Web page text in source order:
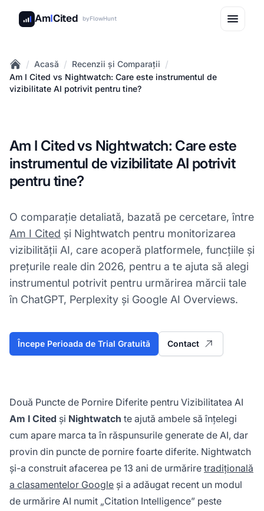
AmICited byFlowHunt
Home
/ Acasă / Recenzii și Comparații /
Am I Cited vs Nightwatch: Care este instrumentul de
vizibilitate AI potrivit pentru tine?
Am I Cited vs Nightwatch: Care este
instrumentul de vizibilitate AI potrivit
pentru tine?
O comparație detaliată, bazată pe cercetare, între
Am I Cited și Nightwatch pentru monitorizarea
vizibilității AI, care acoperă platformele, funcțiile și
prețurile reale din 2026, pentru a te ajuta să alegi
instrumentul potrivit pentru urmărirea mărcii tale
în ChatGPT, Perplexity și Google AI Overviews.
Începe Perioada de Trial Gratuită Contact
Două Puncte de Pornire Diferite pentru Vizibilitatea AI
Am I Cited și Nightwatch te ajută ambele să înțelegi
cum apare marca ta în răspunsurile generate de AI, dar
provin din puncte de pornire foarte diferite. Nightwatch
și-a construit afacerea pe 13 ani de urmărire tradițională
a clasamentelor Google și a adăugat recent un modul
de urmărire AI numit „Citation Intelligence” peste